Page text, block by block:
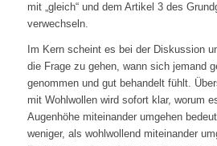
mit „gleich“ und dem Artikel 3 des
verwechseln.
Im Kern scheint es bei der Diskussion
die Frage zu gehen, wann sich jemand
genommen und gut behandelt fühlt.
mit Wohlwollen wird sofort klar, worum
Augenhöhe miteinander umgehen
weniger, als wohlwollend miteinander